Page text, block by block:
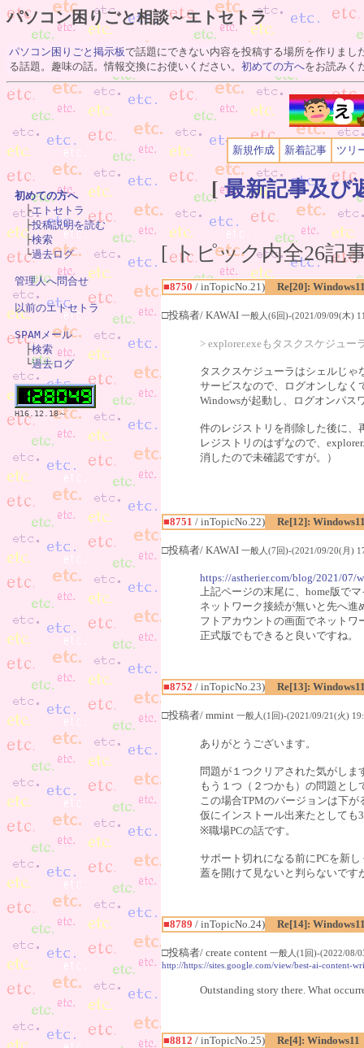
パソコン困りごと相談～エトセトラ
パソコン困りごと掲示板で話題にできない内容を投稿する場所を作りまし
る話題。趣味の話。情報交換にお使いください。 初めての方へをお読みく
新規作成 新着記事 ツリ
[最新記事及び
[ トピック内全26
■8750 / inTopicNo.21) Re[20]:
□投稿者/ KAWAI 一般人(6回)-(2021/09/09(木)
> explorer.exeもタスクスケジュ
タスクスケジューラはシェルじゃ
サービスなので、ログオンしなく
Windowsが起動し、ログオンパス
件のレジストリを削除した後に、
レジストリのはずなので、
消したので未確認ですが。）
■8751 / inTopicNo.22) Re[12]:
□投稿者/ KAWAI 一般人(7回)-(2021/09/20(月)
https://astherier.com/blog/2021/07/
上記ページの末尾に、home版で
ネットワーク接続が無いと先へ
フトアカウントの画面でネット
正式版でもできると良いですね。
■8752 / inTopicNo.23) Re[13]:
□投稿者/ mmint 一般人(1回)-(2021/09/21(火)
ありがとうございます。
問題が１つクリアされた気がしま
もう１つ（２つかも）の問題とし
この場合TPMのバージョンは下
仮にインストール出来たとして
※職場PCの話です。
サポート切れになる前にPCを新
蓋を開けて見ないと判らないです
■8789 / inTopicNo.24) Re[14]:
□投稿者/ create content 一般人(1回)-(2022/08/
http://https://sites.google.com/view/best-ai-content-
Outstanding story there. What
■8812 / inTopicNo.25) Re[4]: Windows11
初めての方へ
├エトセトラ
├投稿説明を読む
├検索
└過去ログ
管理人へ問合せ
以前のエトセトラ
SPAMメール
├検索
└過去ログ
H16.12.18～